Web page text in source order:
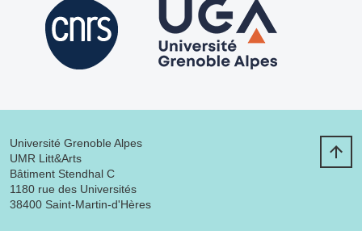
Université Grenoble Alpes
UMR Litt&Arts
Bâtiment Stendhal C
1180 rue des Universités
38400 Saint-Martin-d'Hères